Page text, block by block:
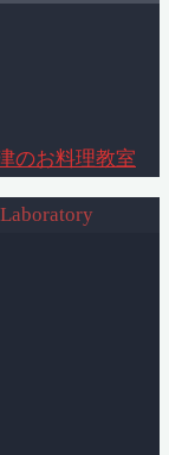
のお料理教室